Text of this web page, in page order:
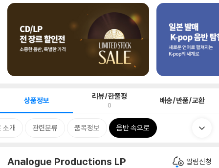
상품정보 리뷰/한줄평
0 배송/반품/교환
소개 관련분류 품목정보 음반 속으로
Analogue Productions LP 알림신청